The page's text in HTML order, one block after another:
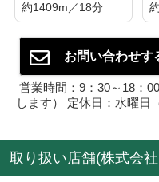
約1409m／18分
お問い合わせす
営業時間：9：30～18：
します） 定休日：水曜日
取り扱い店舗(株式会